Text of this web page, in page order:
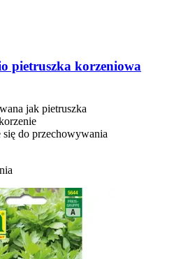
pietruszka korzeniowa
jak pietruszka
się do przechowywania